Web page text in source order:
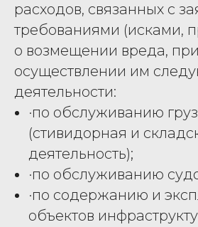
расходов, связанных с
требованиями (исками,
о возмещении вреда, при
осуществлении им
деятельности:
·по обслуживанию
(стивидорная и
деятельность);
·по обслуживанию
·по содержанию и
объектов